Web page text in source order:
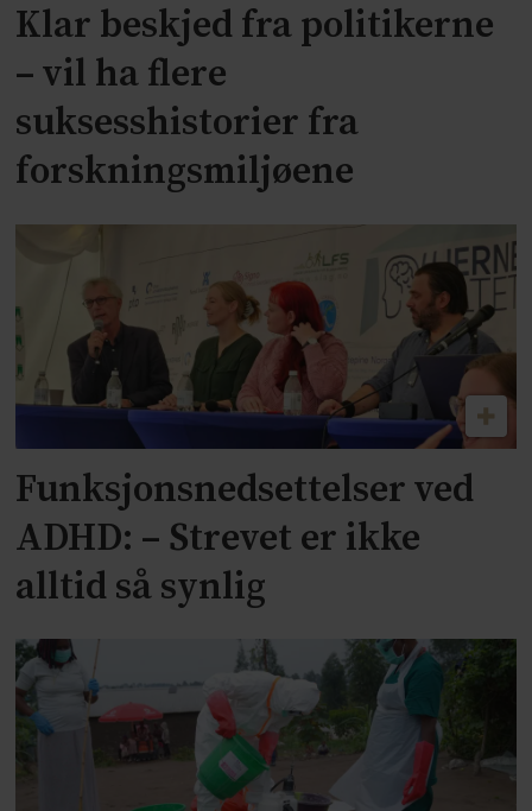
Klar beskjed fra politikerne
– vil ha flere
suksesshistorier fra
forskningsmiljøene
Funksjonsnedsettelser ved
ADHD: – Strevet er ikke
alltid så synlig